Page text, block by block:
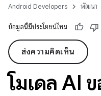
Android Developers พัฒนา
ข้อมูลนี้มีประโยชน์ไหม
ส่งความคิดเห็น
โมเดล AI